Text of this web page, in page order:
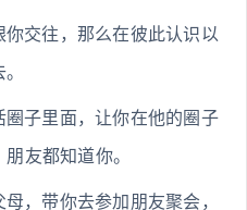
交往，那么在彼此认识以
子里面，让你在他的圈子
友都知道你。
，带你去参加朋友聚会，